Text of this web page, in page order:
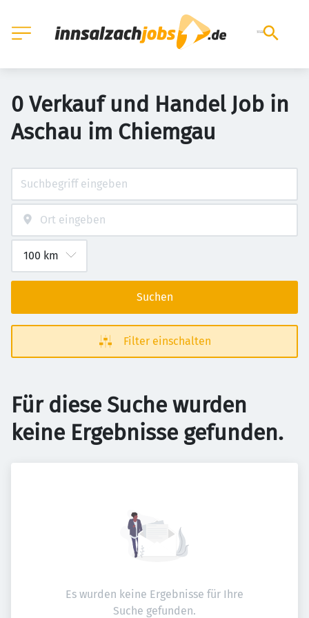
0 Verkauf und Handel Job in
Aschau im Chiemgau
Suchen
Filter einschalten
Für diese Suche wurden
keine Ergebnisse gefunden.
Es wurden keine Ergebnisse für Ihre
Suche gefunden.